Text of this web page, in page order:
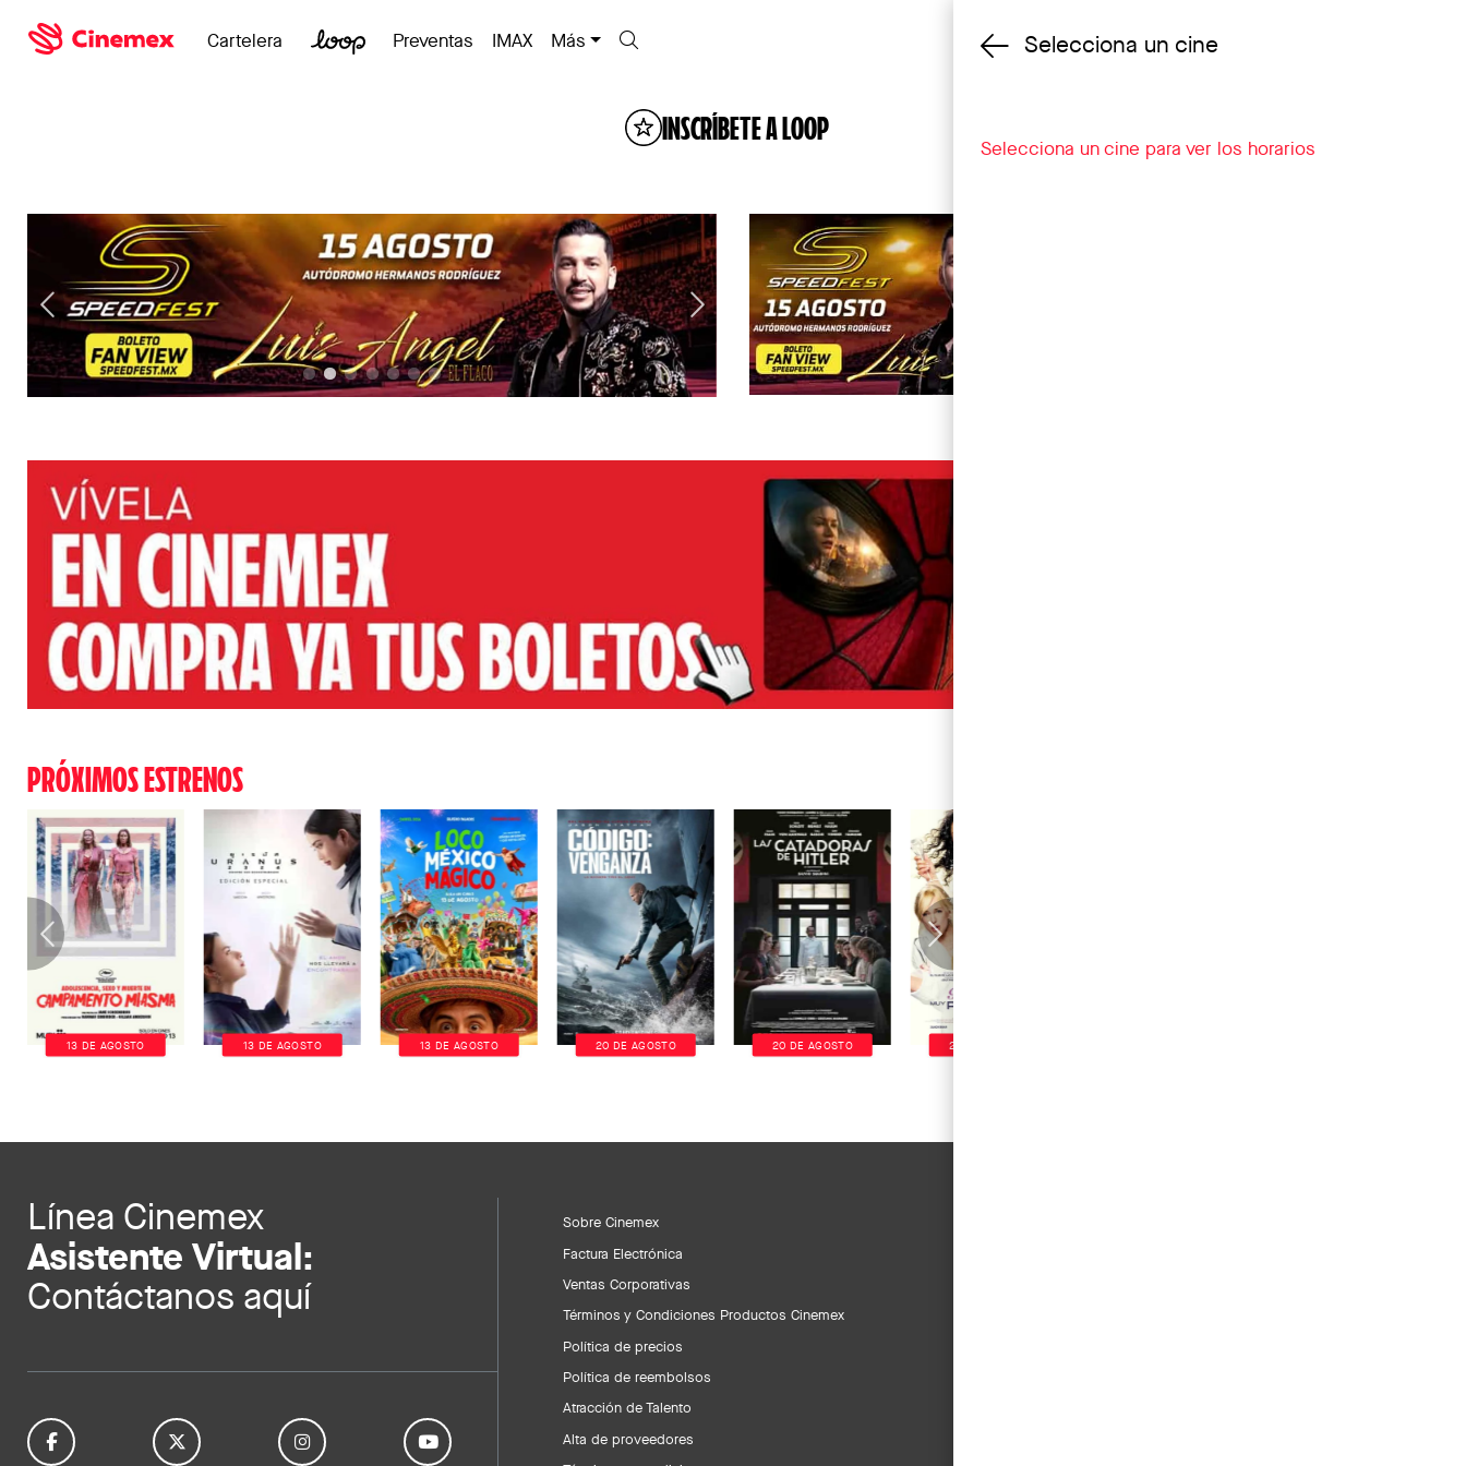
Cambiar cine
Cartelera Preventas IMAX Más
INSCRÍBETE A LOOP
PRÓXIMOS ESTRENOS
13 DE AGOSTO 13 DE AGOSTO 13 DE AGOSTO 20 DE AGOSTO 20 DE AGOSTO 20 DE AGOSTO
Línea Cinemex
Asistente Virtual:
Contáctanos aquí
Sobre Cinemex
Factura Electrónica
Ventas Corporativas
Términos y Condiciones Productos Cinemex
Política de precios
Política de reembolsos
Atracción de Talento
Alta de proveedores
Selecciona un cine
Selecciona un cine para ver los horarios